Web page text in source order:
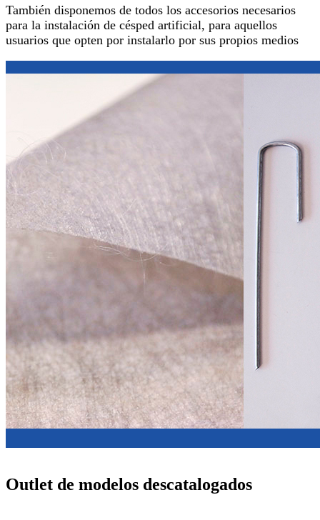
También disponemos de todos los accesorios necesarios
para la instalación de césped artificial, para aquellos
usuarios que opten por instalarlo por sus propios medios
Outlet de modelos descatalogados